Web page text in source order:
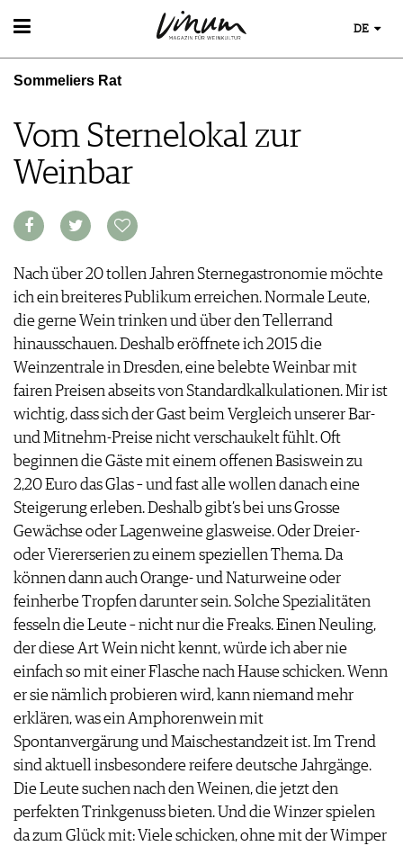
WEIN
WEINSUCHE
WINETRADECLUB
WEINE DES MONATS
UNIQUE WINERIES
CLUB LES DOMAINES
WEINREGIONEN
WEINLEXIKON
WEINGESCHICHTE
INFOGRAFIKEN
TIPPS & TRICKS
EVENTS
EVENTKALENDER
AWARDS
EVENT-BILDER
ESSEN & TRINKEN
FOOD PAIRING TIPPS
FOOD PAIRING TABELLE
KULINARIK
REZEPTE
HOTSPOTS
WEINREISEN
MAGAZIN
DOSSIER
WINEGUIDES
KLARTEXT
EXTRAS
ABO
AUSGABE
ARCHIV
VORTEILSWELT
MEDIATHEK
APPS
VIDEOS
BILDSTRECKEN
BÜCHER
NEWS
WEINWIRTSCHAFT
WEINSZENE
PORTRAITS
VINOPHILES
ARCHIV
ANMELDEN
WINE TRADE CLUB
REDAKTION
DE
Sommeliers Rat
Vom Sternelokal zur
Weinbar
Nach über 20 tollen Jahren Sternegastronomie möchte
ich ein breiteres Publikum erreichen. Normale Leute,
die gerne Wein trinken und über den Tellerrand
hinausschauen. Deshalb eröffnete ich 2015 die
Weinzentrale in Dresden, eine belebte Weinbar mit
fairen Preisen abseits von Standardkalkulationen. Mir ist
wichtig, dass sich der Gast beim Vergleich unserer Bar-
und Mitnehm-Preise nicht verschaukelt fühlt. Oft
beginnen die Gäste mit einem offenen Basiswein zu
2,20 Euro das Glas – und fast alle wollen danach eine
Steigerung erleben. Deshalb gibt’s bei uns Grosse
Gewächse oder Lagenweine glasweise. Oder Dreier-
oder Viererserien zu einem speziellen Thema. Da
können dann auch Orange- und Naturweine oder
feinherbe Tropfen darunter sein. Solche Spezialitäten
fesseln die Leute – nicht nur die Freaks. Einen Neuling,
der diese Art Wein nicht kennt, würde ich aber nie
einfach so mit einer Flasche nach Hause schicken. Wenn
er sie nämlich probieren wird, kann niemand mehr
erklären, was ein Amphorenwein mit
Spontanvergärung und Maischestandzeit ist. Im Trend
sind aktuell insbesondere reifere deutsche Jahrgänge.
Die Leute suchen nach den Weinen, die jetzt den
perfekten Trinkgenuss bieten. Und die Winzer spielen
da zum Glück mit: Viele schicken, ohne mit der Wimper